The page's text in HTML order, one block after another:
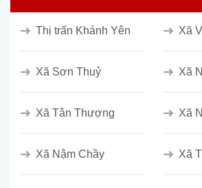
Thị trấn Khánh Yên Xã
Xã Sơn Thuỷ Xã
Xã Tân Thượng Xã
Xã Nậm Chầy Xã